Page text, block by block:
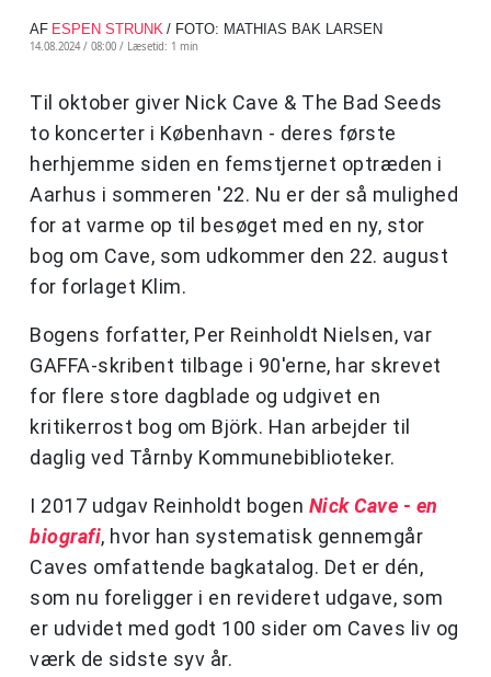
AF ESPEN STRUNK / FOTO: MATHIAS BAK LARSEN
14.08.2024 / 08:00 / Læsetid: 1 min
Til oktober giver Nick Cave & The Bad Seeds
to koncerter i København - deres første
herhjemme siden en femstjernet optræden i
Aarhus i sommeren '22. Nu er der så mulighed
for at varme op til besøget med en ny, stor
bog om Cave, som udkommer den 22. august
for forlaget Klim.
Bogens forfatter, Per Reinholdt Nielsen, var
GAFFA-skribent tilbage i 90'erne, har skrevet
for flere store dagblade og udgivet en
kritikerrost bog om Björk. Han arbejder til
daglig ved Tårnby Kommunebiblioteker.
I 2017 udgav Reinholdt bogen Nick Cave - en
biografi, hvor han systematisk gennemgår
Caves omfattende bagkatalog. Det er dén,
som nu foreligger i en revideret udgave, som
er udvidet med godt 100 sider om Caves liv og
værk de sidste syv år.